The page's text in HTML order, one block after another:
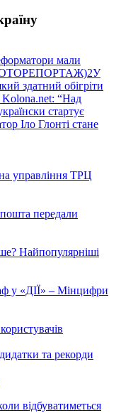
мали
(ФОТОРЕПОРТАЖ)2У
здатний обігріти
Kolona.net: “Над
стартує
Іло Глонті стане
управління ТРЦ
передали
Найпопулярніші
у «ДІЇ» – Мінцифри
та рекорди
відбуватиметься